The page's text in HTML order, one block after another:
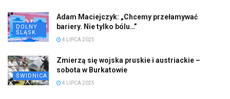
DOLNY
ŚLĄSK
Adam Maciejczyk: „Chcemy przełamywać
bariery. Nie tylko bólu…”
4 LIPCA 2025
ŚWIDNICA
Zmierzą się wojska pruskie i austriackie –
sobota w Burkatowie
4 LIPCA 2025